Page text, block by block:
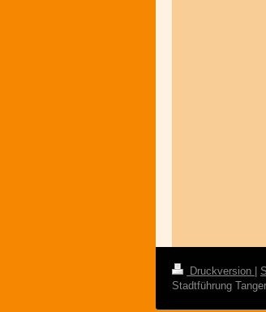
Druckversion
Stadtführung